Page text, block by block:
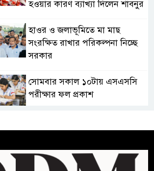
হওয়ার কারণ ব্যাখ্যা দিলেন শাবনুর
হাওর ও জলাভূমিতে মা মাছ
সংরক্ষিত রাখার পরিকল্পনা নিচ্ছে
সরকার
সোমবার সকাল ১০টায় এসএসসি
পরীক্ষার ফল প্রকাশ
প্রধানমন্ত্রী